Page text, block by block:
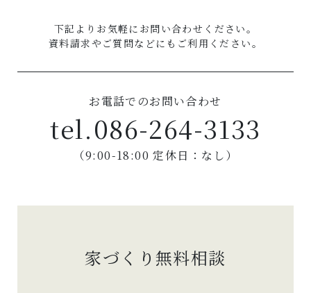
下記よりお気軽にお問い合わせください。
資料請求やご質問などにもご利用ください。
お電話でのお問い合わせ
tel.086-264-3133
（9:00-18:00 定休日：なし）
家づくり無料相談